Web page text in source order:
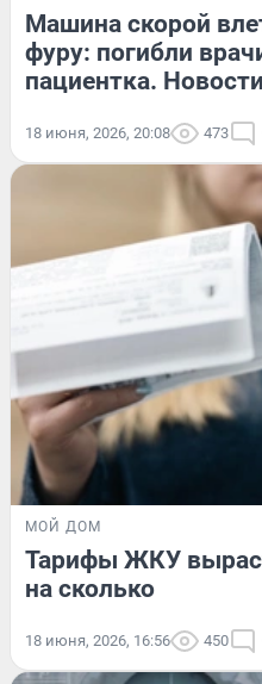
Машина скорой
фуру: погибли
пациентка.
18 июня, 2026, 20:08 473
МОЙ ДОМ
Тарифы ЖКУ
на сколько
18 июня, 2026, 16:56 450